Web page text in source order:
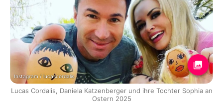
Instagram / lucascordalis
Lucas Cordalis, Daniela Katzenberger und ihre Tochter Sophia an
Ostern 2025